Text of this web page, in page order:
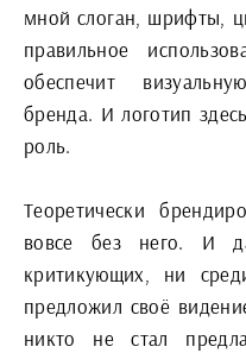
мной слоган, шрифты,
правильное
обеспечит
бренда. И логотип
роль.
Теоретически
вовсе без него. И
критикующих, ни
предложил своё
никто не стал